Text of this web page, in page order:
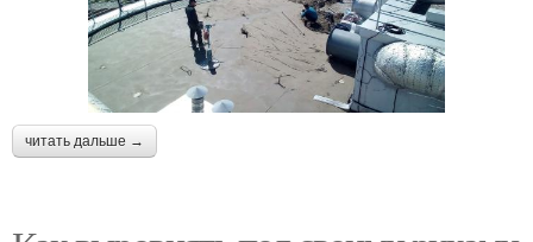
читать дальше →